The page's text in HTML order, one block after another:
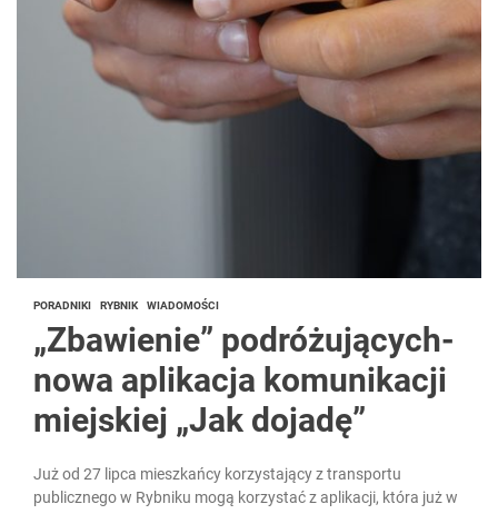
PORADNIKI RYBNIK WIADOMOŚCI
„Zbawienie” podróżujących-
nowa aplikacja komunikacji
miejskiej „Jak dojadę”
Już od 27 lipca mieszkańcy korzystający z transportu
publicznego w Rybniku mogą korzystać z aplikacji, która już w